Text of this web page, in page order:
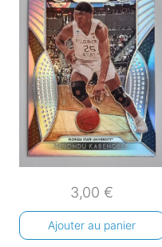
3,00€
Ajouter au panier